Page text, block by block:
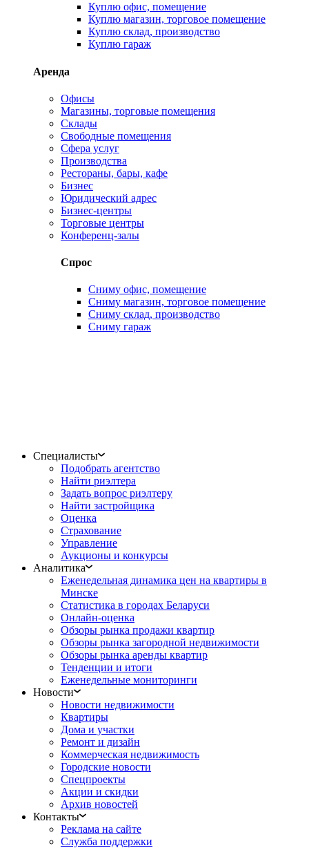
Куплю офис, помещение
Куплю магазин, торговое помещение
Куплю склад, производство
Куплю гараж
Аренда
Офисы
Магазины, торговые помещения
Склады
Свободные помещения
Сфера услуг
Производства
Рестораны, бары, кафе
Бизнес
Юридический адрес
Бизнес-центры
Торговые центры
Конференц-залы
Спрос
Сниму офис, помещение
Сниму магазин, торговое помещение
Сниму склад, производство
Сниму гараж
Специалисты
Подобрать агентство
Найти риэлтера
Задать вопрос риэлтеру
Найти застройщика
Оценка
Страхование
Управление
Аукционы и конкурсы
Аналитика
Еженедельная динамика цен на квартиры в
Минске
Статистика в городах Беларуси
Онлайн-оценка
Обзоры рынка продажи квартир
Обзоры рынка загородной недвижимости
Обзоры рынка аренды квартир
Тенденции и итоги
Еженедельные мониторинги
Новости
Новости недвижимости
Квартиры
Дома и участки
Ремонт и дизайн
Коммерческая недвижимость
Городские новости
Спецпроекты
Акции и скидки
Архив новостей
Контакты
Реклама на сайте
Служба поддержки